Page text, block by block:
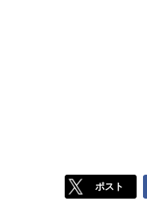
ポスト